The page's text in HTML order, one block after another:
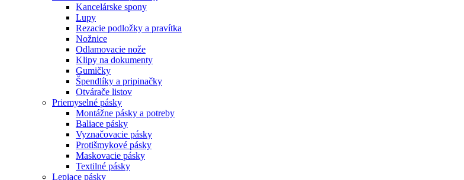
Kancelárske spony
Lupy
Rezacie podložky a pravítka
Nožnice
Odlamovacie nože
Klipy na dokumenty
Gumičky
Špendlíky a pripinačky
Otvárače listov
Priemyselné pásky
Montážne pásky a potreby
Baliace pásky
Vyznačovacie pásky
Protišmykové pásky
Maskovacie pásky
Textilné pásky
Lepiace pásky